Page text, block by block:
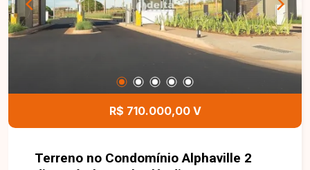
R$ 710.000,00 V
Terreno no Condomínio Alphaville 2